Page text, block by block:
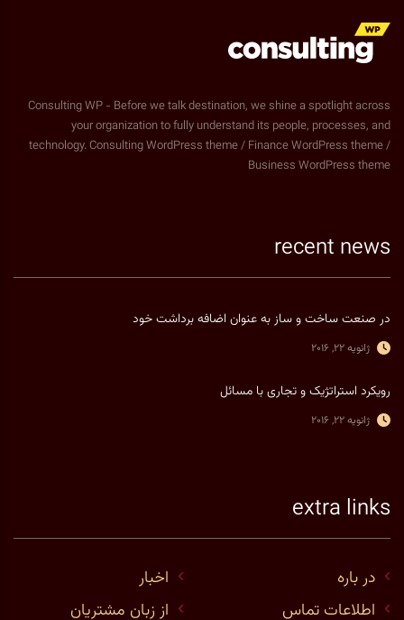
Consulting WP - Before we talk destination, we shine a spotlight across
your organization to fully understand its people, processes, and
technology. Consulting WordPress theme / Finance WordPress theme /
Business WordPress theme
recent news
در صنعت ساخت و ساز به عنوان اضافه برداشت خود
ژانویه 22, 2016
رویکرد استراتژیک و تجاری با مسائل
ژانویه 22, 2016
extra links
در باره
اخبار
اطلاعات تماس
از زبان مشتریان